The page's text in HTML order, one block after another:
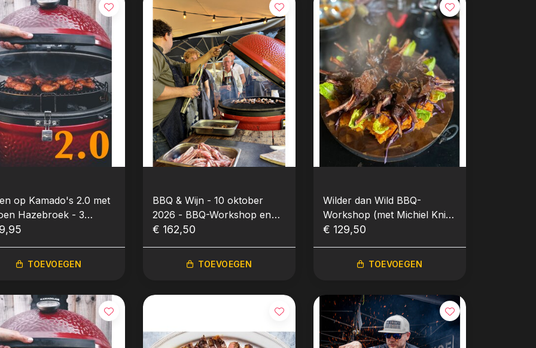
op Kamado's 2.0 met
Hazebroek - 3
2026 - BBQ-
TOEVOEGEN
BBQ & Wijn - 10 oktober
2026 - BBQ-Workshop en
Wijnproeverij (Mark en
€ 162,50
TOEVOEGEN
Wilder dan Wild BBQ-
Workshop (met Michiel Knip)
- BBQ-Workshop - 17
€ 129,50
TOEVOEGEN